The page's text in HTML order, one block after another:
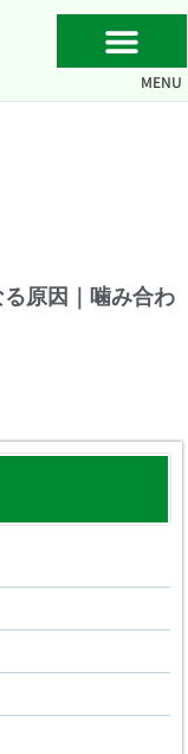
MENU
る原因｜噛み合わ